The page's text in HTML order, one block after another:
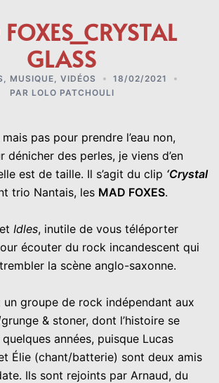
GLASS
MUSIQUE VIDÉOS
18/02/2021
PAR LOLO PATCHOULI
mais pas pour prendre l’eau non,
dénicher des perles, je viens d’en
est de taille. Il s’agit du clip ‘Crystal
trio Nantais, les MAD FOXES.
et Idles, inutile de vous téléporter
écouter du rock incandescent qui
la scène anglo-saxonne.
un groupe de rock indépendant aux
& stoner, dont l’histoire se
années, puisque Lucas
Élie (chant/batterie) sont deux amis
Ils sont rejoints par Arnaud, du